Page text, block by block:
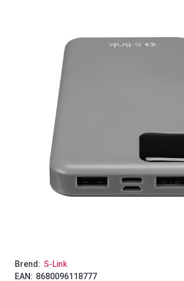
Brend: S-Link
EAN: 8680096118777